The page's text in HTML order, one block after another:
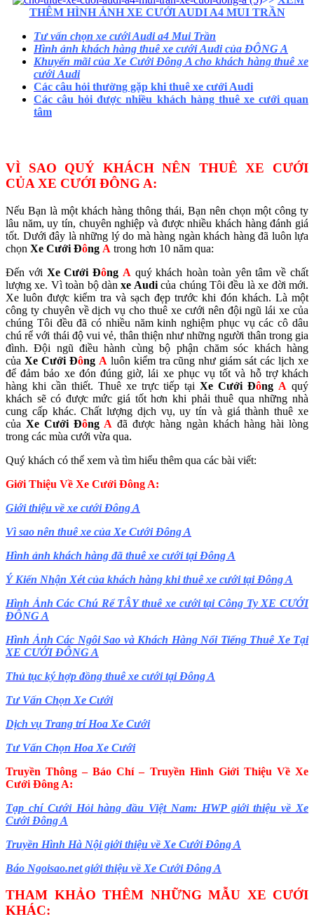
THÊM HÌNH ẢNH XE CƯỚI AUDI A4 MUI TRẦN
Tư vấn chọn xe cưới Audi a4 Mui Trần
Hình ảnh khách hàng thuê xe cưới Audi của ĐÔNG A
Khuyến mãi của Xe Cưới Đông A cho khách hàng thuê xe
cưới Audi
Các câu hỏi thường gặp khi thuê xe cưới Audi
Các câu hỏi được nhiều khách hàng thuê xe cưới quan
tâm
VÌ SAO QUÝ KHÁCH NÊN THUÊ XE CƯỚI
CỦA XE CƯỚI ĐÔNG A:
Nếu Bạn là một khách hàng thông thái, Bạn nên chọn một công ty
lâu năm, uy tín, chuyên nghiệp và được nhiều khách hàng đánh giá
tốt. Dưới đây là những lý do mà hàng ngàn khách hàng đã luôn lựa
chọn Xe Cưới Đông A trong hơn 10 năm qua:
Đến với Xe Cưới Đông A quý khách hoàn toàn yên tâm về chất
lượng xe. Vì toàn bộ dànxe Audicủa chúng Tôi đều là xe đời mới.
Xe luôn được kiểm tra và sạch đẹp trước khi đón khách. Là một
công ty chuyên về dịch vụ cho thuê xe cưới nên đội ngũ lái xe của
chúng Tôi đều đã có nhiều năm kinh nghiệm phục vụ các cô dâu
chú rể với thái độ vui vẻ, thân thiện như những người thân trong gia
đình. Đội ngũ điều hành cùng bộ phận chăm sóc khách hàng
của Xe Cưới Đông A luôn kiểm tra cũng như giám sát các lịch xe
để đảm bảo xe đón đúng giờ, lái xe phục vụ tốt và hỗ trợ khách
hàng khi cần thiết. Thuê xe trực tiếp tạiXe Cưới Đông A quý
khách sẽ có được mức giá tốt hơn khi phải thuê qua những nhà
cung cấp khác. Chất lượng dịch vụ, uy tín và giá thành thuê xe
của Xe Cưới Đông A đã được hàng ngàn khách hàng hài lòng
trong các mùa cưới vừa qua.
Quý khách có thể xem và tìm hiểu thêm qua các bài viết:
Giới Thiệu Về Xe Cưới Đông A:
Giới thiệu về xe cưới Đông A
Vì sao nên thuê xe của Xe Cưới Đông A
Hình ảnh khách hàng đã thuê xe cưới tại Đông A
Ý Kiến Nhận Xét của khách hàng khi thuê xe cưới tại Đông A
Hình Ảnh Các Chú Rể TÂY thuê xe cưới tại Công Ty XE CƯỚI
ĐÔNG A
Hình Ảnh Các Ngôi Sao và Khách Hàng Nổi Tiếng Thuê Xe Tại
XE CƯỚI ĐÔNG A
Thủ tục ký hợp đồng thuê xe cưới tại Đông A
Tư Vấn Chọn Xe Cưới
Dịch vụ Trang trí Hoa Xe Cưới
Tư Vấn Chọn Hoa Xe Cưới
Truyền Thông – Báo Chí – Truyền Hình Giới Thiệu Về Xe
Cưới Đông A:
Tạp chí Cưới Hỏi hàng đầu Việt Nam: HWP giới thiệu về Xe
Cưới Đông A
Truyền Hình Hà Nội giới thiệu về Xe Cưới Đông A
Báo Ngoisao.net giới thiệu về Xe Cưới Đông A
THAM KHẢO THÊM NHỮNG MẪU XE CƯỚI
KHÁC: